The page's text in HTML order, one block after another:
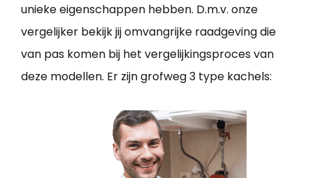
unieke eigenschappen hebben. D.m.v. onze
vergelijker bekijk jij omvangrijke raadgeving die
van pas komen bij het vergelijkingsproces van
deze modellen. Er zijn grofweg 3 type kachels: